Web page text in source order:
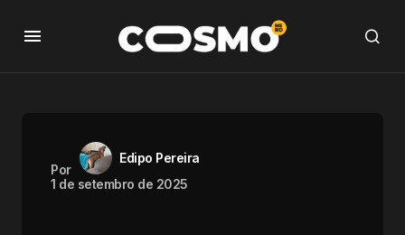
Por
Edipo Pereira
1 de setembro de 2025